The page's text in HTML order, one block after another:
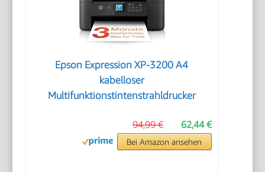
Epson Expression XP-3200 A4
kabelloser
Multifunktionstintenstrahldrucker
62,44 €
94,99 €
Bei Amazon ansehen